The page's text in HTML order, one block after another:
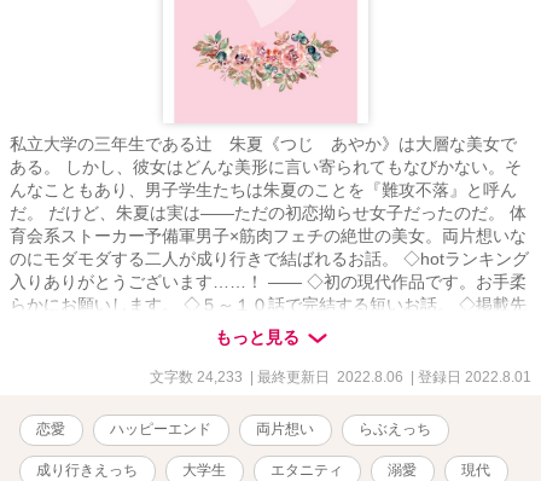
私立大学の三年生である辻 朱夏《つじ あやか》は大層な美女で
ある。 しかし、彼女はどんな美形に言い寄られてもなびかない。そ
んなこともあり、男子学生たちは朱夏のことを『難攻不落』と呼ん
だ。 だけど、朱夏は実は――ただの初恋拗らせ女子だったのだ。 体
育会系ストーカー予備軍男子×筋肉フェチの絶世の美女。両片想いな
のにモダモダする二人が成り行きで結ばれるお話。 ◇hotランキング
入りありがとうございます……！ ―― ◇初の現代作品です。お手柔
らかにお願いします。 ◇５～１０話で完結する短いお話。 ◇掲載先
→ムーンライトノベルズ、アルファポリス、エブリスタ
もっと見る
文字数 24,233 | 最終更新日 2022.8.06 | 登録日 2022.8.01
恋愛 ハッピーエンド 両片想い らぶえっち
成り行きえっち 大学生 エタニティ 溺愛 現代